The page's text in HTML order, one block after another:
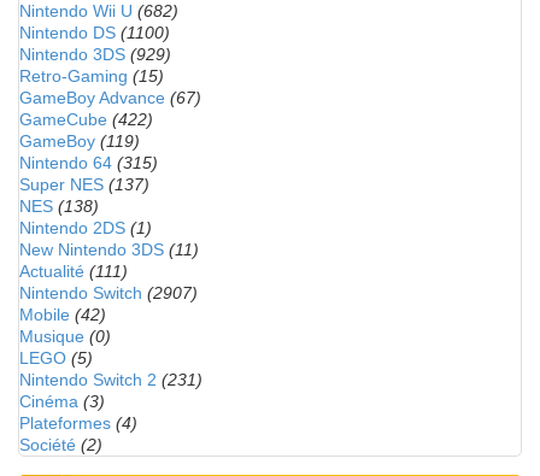
Nintendo Wii U (682)
Nintendo DS (1100)
Nintendo 3DS (929)
Retro-Gaming (15)
GameBoy Advance (67)
GameCube (422)
GameBoy (119)
Nintendo 64 (315)
Super NES (137)
NES (138)
Nintendo 2DS (1)
New Nintendo 3DS (11)
Actualité (111)
Nintendo Switch (2907)
Mobile (42)
Musique (0)
LEGO (5)
Nintendo Switch 2 (231)
Cinéma (3)
Plateformes (4)
Société (2)